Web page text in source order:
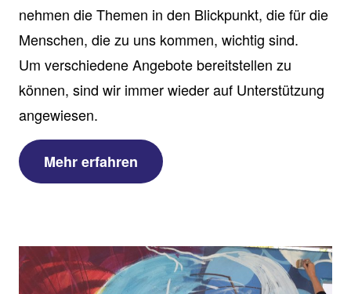
nehmen die Themen in den Blickpunkt, die für die
Menschen, die zu uns kommen, wichtig sind.
Um verschiedene Angebote bereitstellen zu
können, sind wir immer wieder auf Unterstützung
angewiesen.
Mehr erfahren